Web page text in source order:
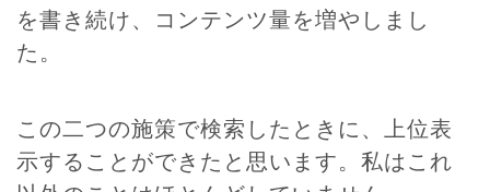
を書き続け、コンテンツ量を増やしまし
た。
この二つの施策で検索したときに、上位表
示することができたと思います。私はこれ